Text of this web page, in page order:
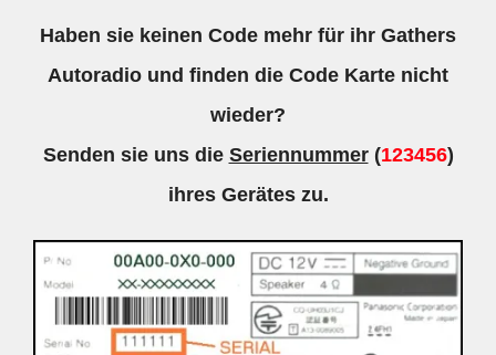
Haben sie keinen Code mehr für ihr Gathers
Autoradio und finden die Code Karte nicht
wieder?
Senden sie uns die Seriennummer(123456)
ihres Gerätes zu.